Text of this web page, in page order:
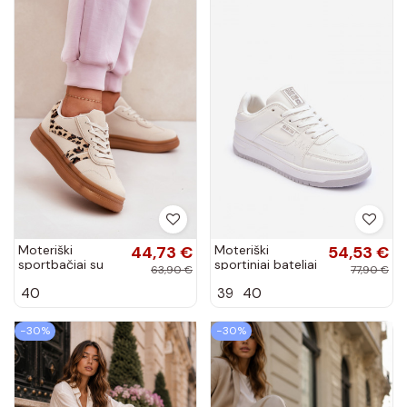
Moteriški
sportbačiai su
leopardo kailio
spalvos Totter
44,73 €
63,90 €
40
Moteriški
sportiniai bateliai
MM274354
54,53 €
77,90 €
39 40
−30% −30%